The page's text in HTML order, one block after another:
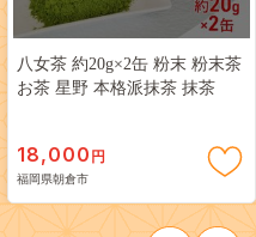
八女茶 約20g×2缶 粉末 粉末茶
お茶 星野 本格派抹茶 抹茶
18,000 円
福岡県朝倉市